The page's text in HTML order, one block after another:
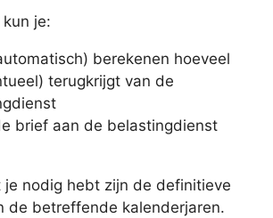
je:
berekenen hoeveel
terugkrijgt van de
brief aan de belastingdienst
je nodig hebt zijn de definitieve
de betreffende kalenderjaren.